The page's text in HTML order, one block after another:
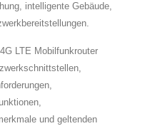
intelligente Gebäude,
LTE Mobilfunkrouter
und geltenden